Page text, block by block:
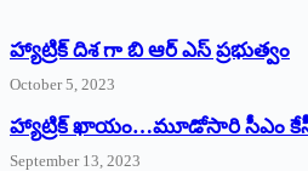
హ్యాట్రిక్ దిశ గా బి ఆర్ ఎస్ ప్రభుత్వం
October 5, 2023
హ్యాట్రిక్‌ ‌ఖాయం…మూడోసారి సీఎం
September 13, 2023